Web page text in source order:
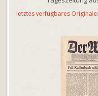
letztes verfügbares